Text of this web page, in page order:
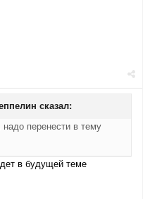
сказал:
перенести в тему
в будущей теме